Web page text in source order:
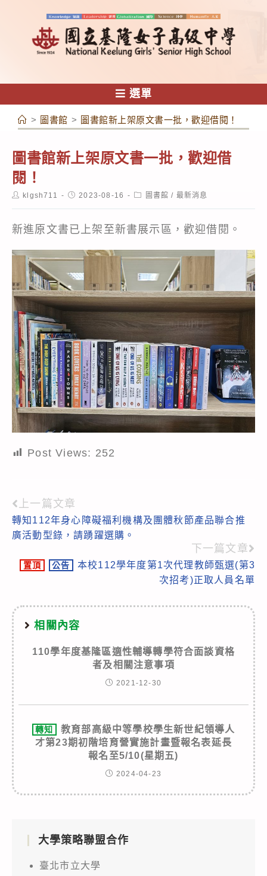
容
選單
> 圖書館 > 圖書館新上架原文書一批，歡迎借閱！
圖書館新上架原文書一批，歡迎借
閱！
Postklgsh711
Post2023-08-16
Post圖書館 / 最新消息
新進原文書已上架至新書展示區，歡迎借閱。
Post Views: 252
Read
more
上一篇文章
轉知112年身心障礙福利機構及團體秋節產品聯合推
廣活動型錄，請踴躍選購。
下一篇文章
置頂 公告
本校112學年度第1次代理教師甄選(第3
次招考)正取人員名單
相關內容
110學年度基隆區適性輔導轉學符合面談資格
者及相關注意事項
2021-12-30
轉知
教育部高級中等學校學生新世紀領導人
才第23期初階培育營實施計畫暨報名表延長
報名至5/10(星期五)
2024-04-23
大學策略聯盟合作
臺北市立大學